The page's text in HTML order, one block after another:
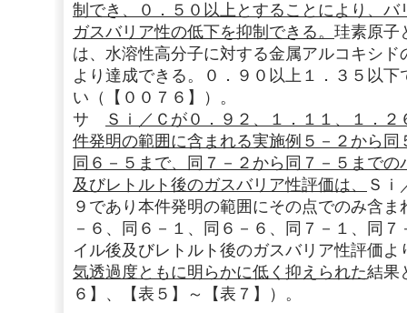
制でき、０．５０以上とすることにより、
ガスバリア性の低下を抑制できる。 珪素原子
は、水溶性高分子に対する金属アルコキシ
より達成できる。０．９０以上１．３５以
い（【００７６】）。
サ
Ｓｉ／Ｃが０．９２、１．１１、１．
件発明の範囲に含まれる実施例５－２から
同６－５まで、同７－２から同７－５まで
及びレトルト後のガスバリア性評価は、
Ｓｉ
９であり本件発明の範囲にその点でのみ含
－６、同６－１、同６－６、同７－１、同
イル後及びレトルト後のガスバリア性評価よ
気透過度ともに明らかに低く抑えられた結果
６】、【表５】～【表７】）。